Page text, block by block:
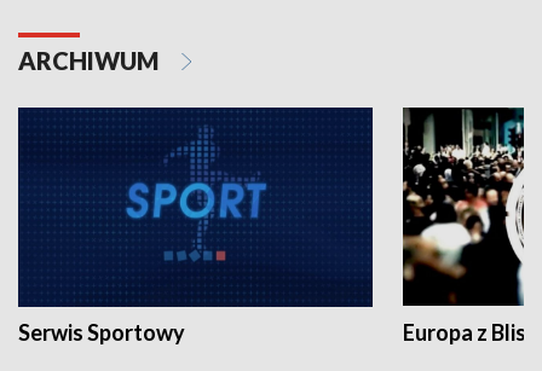
ARCHIWUM
Serwis Sportowy Europa z